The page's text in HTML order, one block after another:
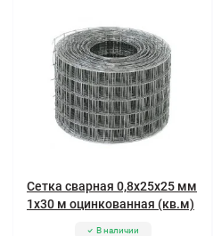
Сетка сварная 0,8x25x25 мм
1x30 м оцинкованная (кв.м)
В наличии